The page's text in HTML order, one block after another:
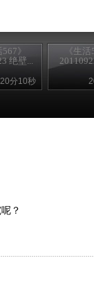
567》
绝壁...
20分10秒
《生活
？